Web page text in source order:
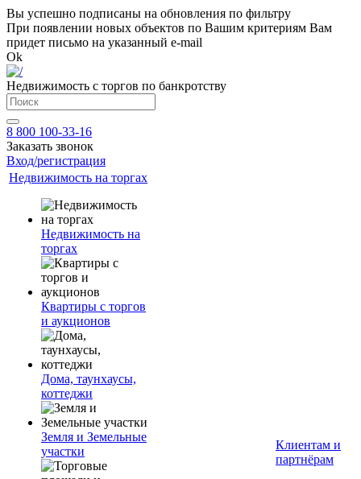
Вы успешно подписаны на обновления по фильтру
При появлении новых объектов по Вашим критериям Вам
придет письмо на указанный e-mail
Ok
Недвижимость с торгов по банкротству
8 800 100-33-16
Заказать звонок
Вход/регистрация
Недвижимость на торгах
Недвижимость на
торгах
Квартиры с торгов
и аукционов
Дома, таунхаусы,
коттеджи
Земля и Земельные
участки
Клиентам и
партнёрам